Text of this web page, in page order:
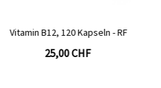
MSM Kapseln, 360 Kapseln - RF
31,00 CHF